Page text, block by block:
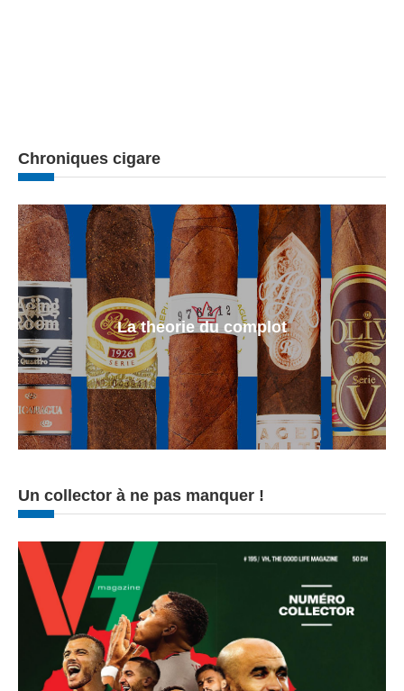
Chroniques cigare
La theorie du complot
Un collector à ne pas manquer !